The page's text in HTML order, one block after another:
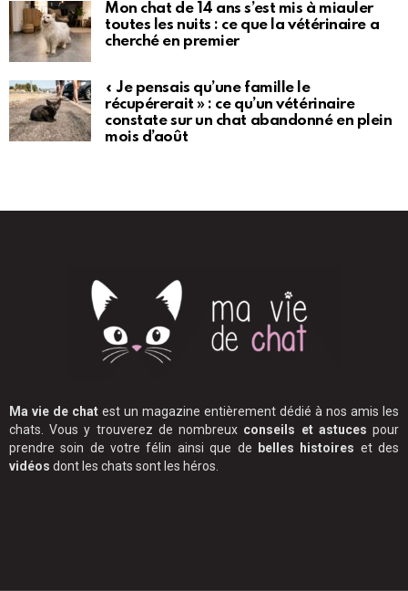
Mon chat de 14 ans s’est mis à miauler
toutes les nuits : ce que la vétérinaire a
cherché en premier
« Je pensais qu’une famille le
récupérerait » : ce qu’un vétérinaire
constate sur un chat abandonné en plein
mois d’août
Ma vie de chat est un magazine entièrement dédié à nos amis les
chats. Vous y trouverez de nombreux conseils et astuces pour
prendre soin de votre félin ainsi que de belles histoires et des
vidéos dont les chats sont les héros.